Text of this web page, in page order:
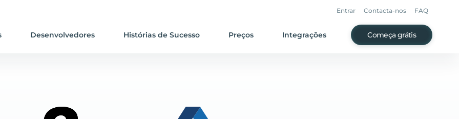
Entrar Contacta-nos FAQ
Desenvolvedores Histórias de Sucesso Preços Integrações Começa grátis